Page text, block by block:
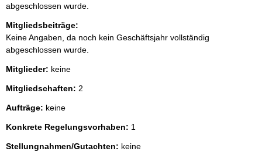
abgeschlossen wurde.
Mitgliedsbeiträge:
Keine Angaben, da noch kein Geschäftsjahr vollständig
abgeschlossen wurde.
Mitglieder: keine
Mitgliedschaften: 2
Aufträge: keine
Konkrete Regelungsvorhaben: 1
Stellungnahmen/Gutachten: keine